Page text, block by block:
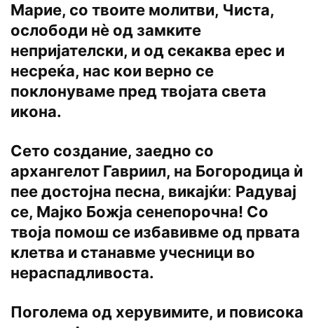
Марие, со твоите молитви, Чиста,
ослободи нѐ од замките
непријателски, и од секаква ерес и
несреќа, нас кои верно се
поклонуваме пред твојата света
икона.
Сето создание, заедно со
архангелот Гавриил, на Богородица ѝ
пее достојна песна, викајќиː Радувај
се, Мајко Божја сенепорочна! Со
твоја помош се избавивме од првата
клетва и станавме учесници во
нераспадливоста.
Поголема од херувимите, и повисока